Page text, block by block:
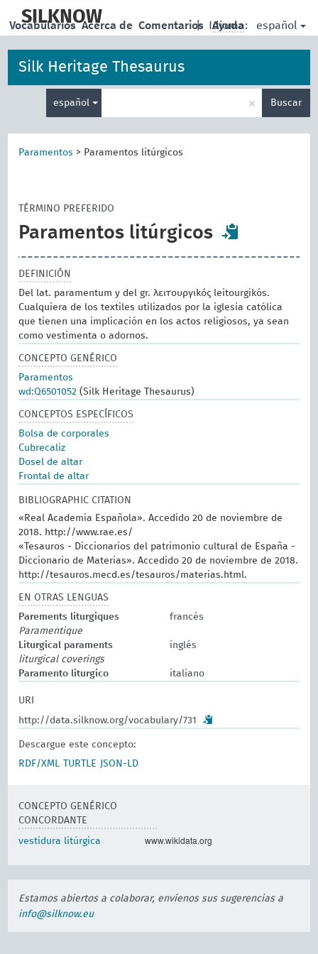
main
SILKNOW | Idioma: español
Vocabularios Acerca de Comentarios Ayuda
Silk Heritage Thesaurus
español × Buscar
Paramentos > Paramentos litúrgicos
TÉRMINO PREFERIDO
Paramentos litúrgicos
DEFINICIÓN
Del lat. paramentum y del gr. λειτουργικός leitourgikós.
Cualquiera de los textiles utilizados por la iglesia católica
que tienen una implicación en los actos religiosos, ya sean
como vestimenta o adornos.
CONCEPTO GENÉRICO
Paramentos
wd:Q6501052 (Silk Heritage Thesaurus)
CONCEPTOS ESPECÍFICOS
Bolsa de corporales
Cubrecaliz
Dosel de altar
Frontal de altar
BIBLIOGRAPHIC CITATION
«Real Academia Española». Accedido 20 de noviembre de
2018. http://www.rae.es/
«Tesauros - Diccionarios del patrimonio cultural de España -
Diccionario de Materias». Accedido 20 de noviembre de 2018.
http://tesauros.mecd.es/tesauros/materias.html.
EN OTRAS LENGUAS
Parements liturgiques
francés
Paramentique
Liturgical paraments
inglés
liturgical coverings
Paramento liturgico
italiano
URI
http://data.silknow.org/vocabulary/731
Descargue este concepto:
RDF/XML
TURTLE JSON-LD
CONCEPTO GENÉRICO
CONCORDANTE
vestidura litúrgica www.wikidata.org
Estamos abiertos a colaborar, envíenos sus sugerencias a
info@silknow.eu